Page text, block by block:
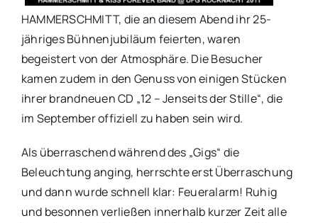
HAMMERSCHMITT, die an diesem Abend ihr 25-
jähriges Bühnenjubiläum feierten, waren
begeistert von der Atmosphäre. Die Besucher
kamen zudem in den Genuss von einigen Stücken
ihrer brandneuen CD „12 – Jenseits der Stille“, die
im September offiziell zu haben sein wird.
Als überraschend während des „Gigs“ die
Beleuchtung anging, herrschte erst Überraschung
und dann wurde schnell klar: Feueralarm! Ruhig
und besonnen verließen innerhalb kurzer Zeit alle